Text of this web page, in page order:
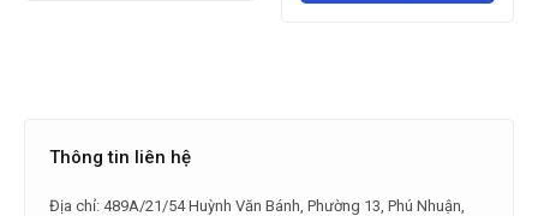
Thông tin liên hệ
Địa chỉ: 489A/21/54 Huỳnh Văn Bánh, Phường 13, Phú Nhuận,